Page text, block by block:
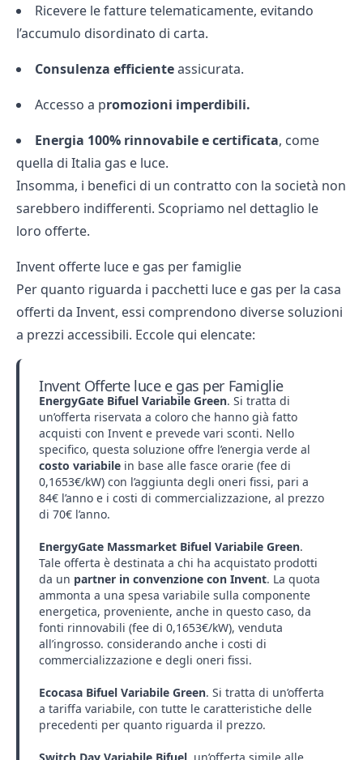
Ricevere le fatture telematicamente, evitando
l’accumulo disordinato di carta.
Consulenza efficienteassicurata.
Accesso a promozioni imperdibili.
Energia 100% rinnovabile e certificata, come
quella di Italia gas e luce.
Insomma, i benefici di un contratto con la società non
sarebbero indifferenti. Scopriamo nel dettaglio le
loro offerte.
Invent offerte luce e gas per famiglie
Per quanto riguarda i pacchetti luce e gas per la casa
offerti da Invent, essi comprendono diverse soluzioni
a prezzi accessibili. Eccole qui elencate:
Invent Offerte luce e gas per Famiglie
EnergyGate Bifuel Variabile Green. Si tratta di
un’offerta riservata a coloro che hanno già fatto
acquisti con Invent e prevede vari sconti. Nello
specifico, questa soluzione offre l’energia verde al
costo variabile in base alle fasce orarie (fee di
0,1653€/kW) con l’aggiunta degli oneri fissi, pari a
84€ l’anno e i costi di commercializzazione, al prezzo
di 70€ l’anno.
EnergyGate Massmarket Bifuel Variabile Green.
Tale offerta è destinata a chi ha acquistato prodotti
da un partner in convenzione con Invent. La quota
ammonta a una spesa variabile sulla componente
energetica, proveniente, anche in questo caso, da
fonti rinnovabili (fee di 0,1653€/kW), venduta
all’ingrosso. considerando anche i costi di
commercializzazione e degli oneri fissi.
Ecocasa Bifuel Variabile Green. Si tratta di un’offerta
a tariffa variabile, con tutte le caratteristiche delle
precedenti per quanto riguarda il prezzo.